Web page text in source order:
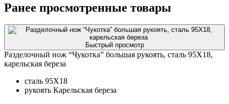
Ранее просмотренные товары
Быстрый просмотр
Разделочный нож “Чукотка” большая рукоять, сталь 95Х18,
карельская береза
сталь 95Х18
рукоять Карельская береза